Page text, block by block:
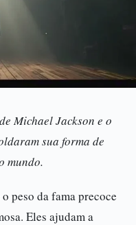
Michael Jackson e o
sua forma de
mundo.
peso da fama precoce
Eles ajudam a